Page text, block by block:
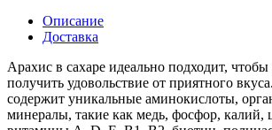
Описание
Доставка
Арахис в сахаре идеально подходит, чтобы
получить удовольствие от приятного
содержит уникальные аминокислоты,
минералы, такие как медь, фосфор, калий,